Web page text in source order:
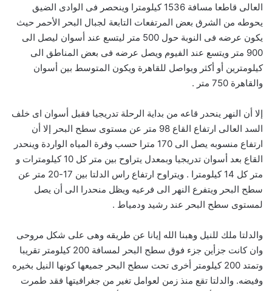
العالى قاطعا مسافة 1536 كيلومترا وينحصر فى الوادى الضيق
يحوطه من الشرق بعض المرتفعات التابعة لجبال البحر الأحمر حيث
يكون عرضه فى النوبة حول 500 متر ليتسع عند أسوان ليصل الى
900 متر ويتسع عند الفيوم ويصل عرضه فى بعض المناطق الى
كيلومترين أو أكثر ويواصل للقاهرة ويكون المتوسط بين أسوان
والقاهرة 750 متر .
إلا أن النهر ينحدر قاعه من بداية الرحلة تدريجيا فقبل أسوان اى خلف
السد العالى ارتفاع القاع 98 متر عن مستوى سطح البحر إلا أن
ارتفاع منسوبه يصل الى 170 مترا حسب وفرة المياه الواردة وينحدر
القاع بعد أسوان تدريجيا وبمعدل يتراوح بين متر كل 10 كيلومترات و
متر كل 14 كيلومترا . ويتراوح ارتفاع راس الدلتا بين 17-20 متر عن
سطح البحر ويتفرع النهر الى فرعيه ويظل منحدرا الى أن يصل
لمستوى سطح البحر عند رشيد ودمياط .
والدلتا ملك للنيل وهبنا الله إيانا عن طريقه وهى على شكل مروحى
وان كانت جزأين جزء فوق سطح البحر لمسافة 200 كيلومتر تقريبا
وتمتد 200 كيلومتر أخرى تحت سطح البحر جميعها كونها النيل بخيره
وفيضه. والدلتا تقع منذ زمن لعوامل تغير من جغرافيتها فقد طمرت